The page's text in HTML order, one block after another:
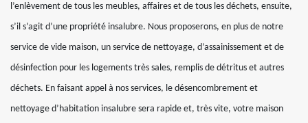
l’enlèvement de tous les meubles, affaires et de tous les déchets, ensuite,
s’il s’agit d’une propriété insalubre. Nous proposerons, en plus de notre
service de vide maison, un service de nettoyage, d’assainissement et de
désinfection pour les logements très sales, remplis de détritus et autres
déchets. En faisant appel à nos services, le désencombrement et
nettoyage d’habitation insalubre sera rapide et, très vite, votre maison